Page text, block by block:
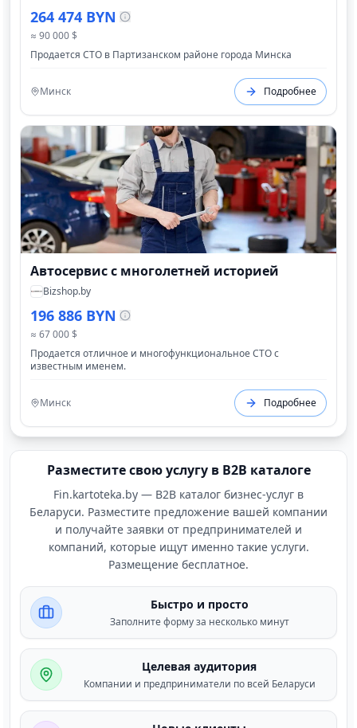
264 474 BYN
≈ 90 000 $
Продается СТО в Партизанском районе города Минска
Минск Подробнее
Автосервис с многолетней историей
Bizshop.by
196 886 BYN
≈ 67 000 $
Продается отличное и многофункциональное СТО с
известным именем.
Минск Подробнее
Разместите свою услугу в B2B каталоге
Fin.kartoteka.by — B2B каталог бизнес-услуг в
Беларуси. Разместите предложение вашей компании
и получайте заявки от предпринимателей и
компаний, которые ищут именно такие услуги.
Размещение бесплатное.
Быстро и просто
Заполните форму за несколько минут
Целевая аудитория
Компании и предприниматели по всей Беларуси